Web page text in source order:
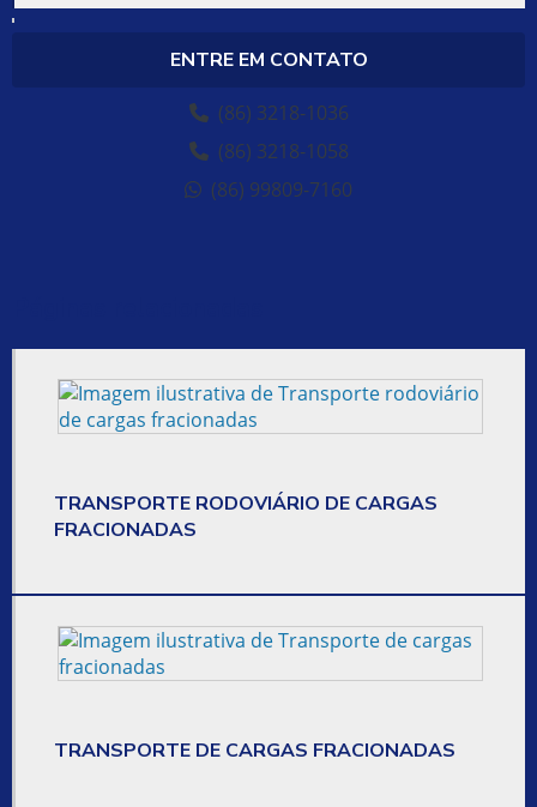
CARGAS SECAS EM GERAL
COLETA E ENTREGA DE MERCADORIAS
CONTRATAR TRANSPORTE DE CARGA
CONTRATAR TRANSPORTE PRIVADO
EMPRESA DE ENTREGA DE CARGAS
EMPRESA DE ENTREGA DE PEQUENOS VOLUMES
EMPRESA QUE FAZ ENTREGA
ENTRE EM CONTATO
(86) 3218-1036
(86) 3218-1058
(86) 99809-7160
TRANSPORTE RODOVIÁRIO DE CARGAS
FRACIONADAS
TRANSPORTE DE CARGAS FRACIONADAS